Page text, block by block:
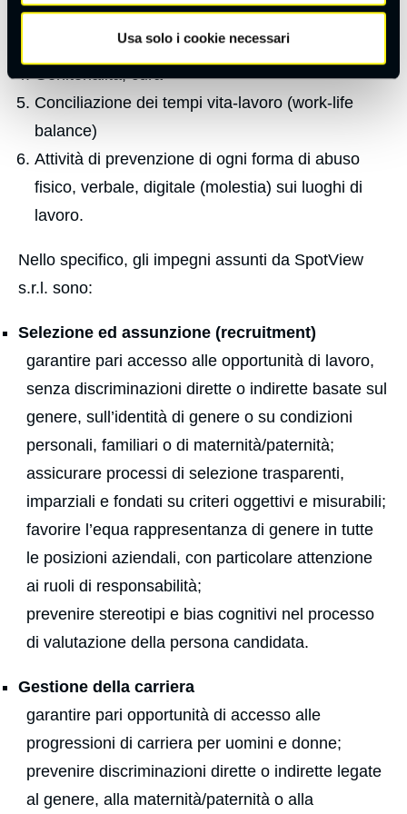
Usa solo i cookie necessari
Gestione della carriera
Equità salariale
Genitorialità, cura
Conciliazione dei tempi vita-lavoro (work-life
balance)
Attività di prevenzione di ogni forma di abuso
fisico, verbale, digitale (molestia) sui luoghi di
lavoro.
Nello specifico, gli impegni assunti da SpotView
s.r.l. sono:
Selezione ed assunzione (recruitment)
garantire pari accesso alle opportunità di lavoro,
senza discriminazioni dirette o indirette basate sul
genere, sull’identità di genere o su condizioni
personali, familiari o di maternità/paternità;
assicurare processi di selezione trasparenti,
imparziali e fondati su criteri oggettivi e misurabili;
favorire l’equa rappresentanza di genere in tutte
le posizioni aziendali, con particolare attenzione
ai ruoli di responsabilità;
prevenire stereotipi e bias cognitivi nel processo
di valutazione della persona candidata.
Gestione della carriera
garantire pari opportunità di accesso alle
progressioni di carriera per uomini e donne;
prevenire discriminazioni dirette o indirette legate
al genere, alla maternità/paternità o alla